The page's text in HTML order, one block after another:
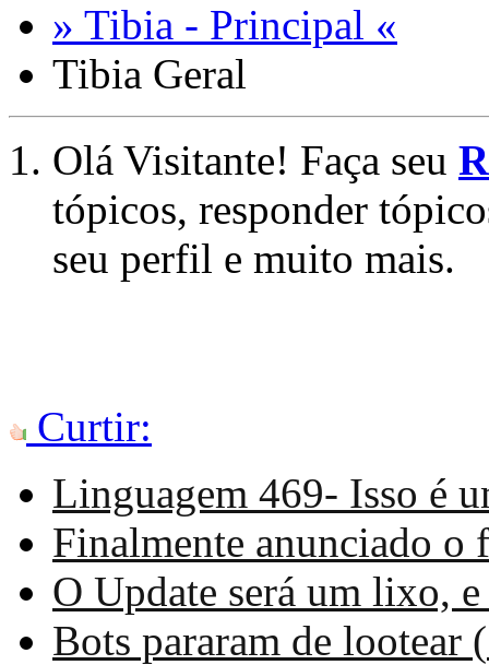
» Tibia - Principal «
Tibia Geral
Olá Visitante! Faça seu
tópicos, responder
seu perfil e muito mais.
Curtir:
Linguagem 469- Isso é
Finalmente anunciado
O Update será um lixo,
Bots pararam de lootear (